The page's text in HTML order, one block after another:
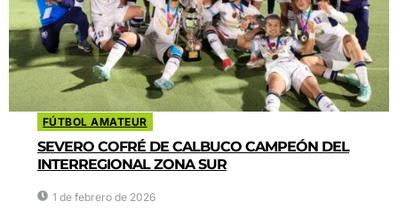
FÚTBOL AMATEUR
SEVERO COFRÉ DE CALBUCO CAMPEÓN DEL
INTERREGIONAL ZONA SUR
1 de febrero de 2026